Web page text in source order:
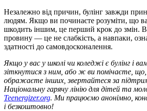
Незалежно від причин, булінг завжди
людям. Якщо ви починаєте розуміти, що
шкодить іншим, це перший крок до змін.
провину — це не слабкість, а навпаки,
здатності до самовдосконалення.
Якщо у вас у школі чи коледжі є булінг і
зіткнутися з ним, або ж ви помічаєте,
ображаєте інших, звертайтеся за
Національну гарячу лінію для дітей та
Teenergizer.org. Ми працюємо анонімно,
і безкоштовно!